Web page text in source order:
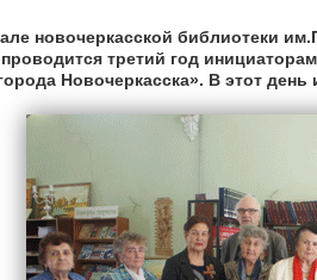
новочеркасской библиотеки
третий год
Новочеркасска». В этот